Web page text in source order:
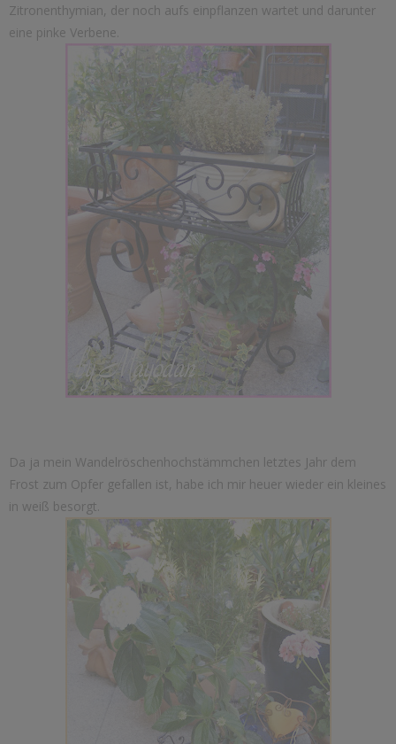
Zitronenthymian, der noch aufs einpflanzen wartet und darunter
eine pinke Verbene.
Da ja mein Wandelröschenhochstämmchen letztes Jahr dem
Frost zum Opfer gefallen ist, habe ich mir heuer wieder ein kleines
in weiß besorgt.